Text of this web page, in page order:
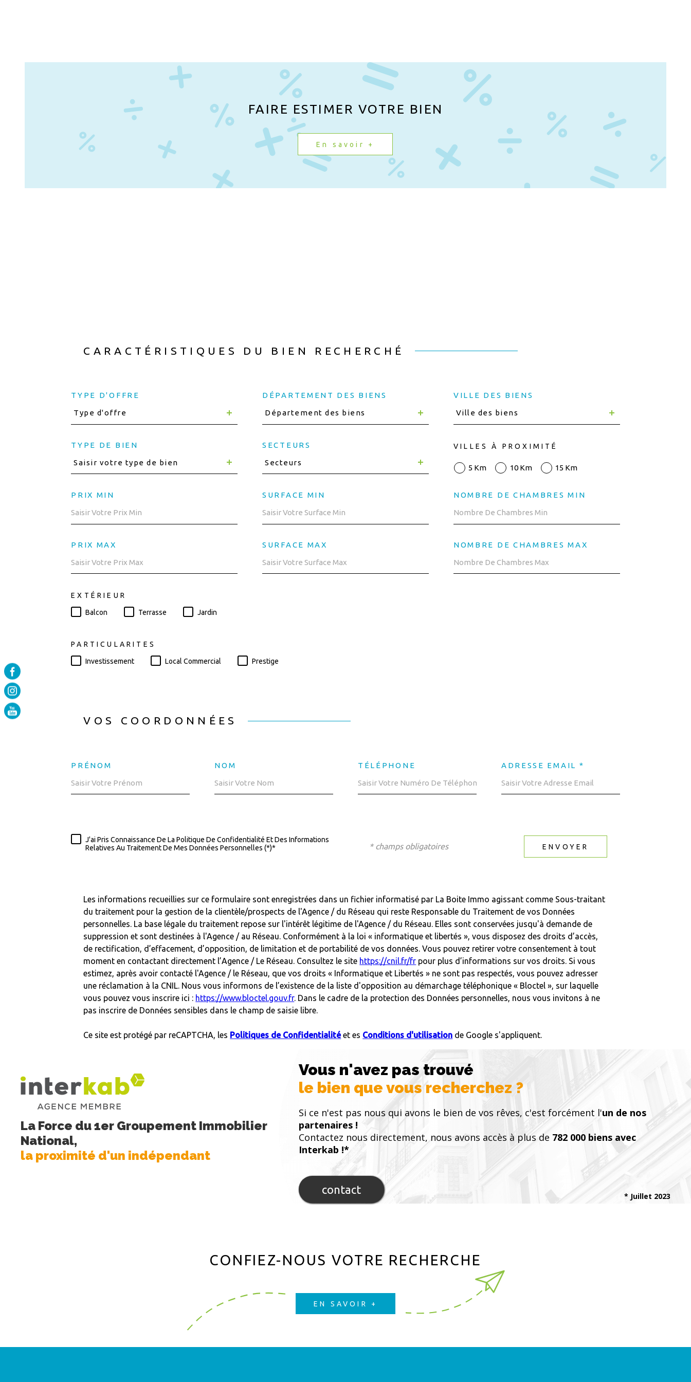
FAIRE ESTIMER VOTRE BIEN
En savoir +
CARACTÉRISTIQUES DU BIEN RECHERCHÉ
TYPE D'OFFRE
Type d'offre
TYPE DE BIEN
Saisir votre type de bien
DÉPARTEMENT DES BIENS
Département des biens
SECTEURS
Secteurs
VILLE DES BIENS
Ville des biens
VILLES À PROXIMITÉ
5 Km 10 Km 15 Km
PRIX MIN
PRIX MAX
SURFACE MIN
SURFACE MAX
NOMBRE DE CHAMBRES MIN
NOMBRE DE CHAMBRES MAX
EXTÉRIEUR
Balcon Terrasse Jardin
PARTICULARITES
Investissement Local Commercial Prestige
VOS COORDONNÉES
PRÉNOM NOM TÉLÉPHONE ADRESSE EMAIL *
J'ai Pris Connaissance De La Politique De Confidentialité Et Des Informations
Relatives Au Traitement De Mes Données Personnelles (*)*
* champs obligatoires ENVOYER
Les informations recueillies sur ce formulaire sont enregistrées dans un fichier informatisé par La Boite Immo agissant comme Sous-traitant
du traitement pour la gestion de la clientèle/prospects de l'Agence / du Réseau qui reste Responsable du Traitement de vos Données
personnelles. La base légale du traitement repose sur l'intérêt légitime de l'Agence / du Réseau. Elles sont conservées jusqu'à demande de
suppression et sont destinées à l'Agence / au Réseau. Conformément à la loi « informatique et libertés », vous disposez des droits d’accès,
de rectification, d’effacement, d’opposition, de limitation et de portabilité de vos données. Vous pouvez retirer votre consentement à tout
moment en contactant directement l’Agence / Le Réseau. Consultez le site https://cnil.fr/fr pour plus d’informations sur vos droits. Si vous
estimez, après avoir contacté l'Agence / le Réseau, que vos droits « Informatique et Libertés » ne sont pas respectés, vous pouvez adresser
une réclamation à la CNIL. Nous vous informons de l’existence de la liste d'opposition au démarchage téléphonique « Bloctel », sur laquelle
vous pouvez vous inscrire ici : https://www.bloctel.gouv.fr. Dans le cadre de la protection des Données personnelles, nous vous invitons à ne
pas inscrire de Données sensibles dans le champ de saisie libre.
Ce site est protégé par reCAPTCHA, les Politiques de Confidentialitéet es Conditions d'utilisation de Google s'appliquent.
La Force du 1er Groupement Immobilier
National,
la proximité d'un indépendant
Vous n'avez pas trouvé
le bien que vous recherchez ?
Si ce n'est pas nous qui avons le bien de vos rêves, c'est forcément l'un de nos
partenaires !
Contactez nous directement, nous avons accès à plus de 782 000 biens avec
Interkab !*
contact
* Juillet 2023
CONFIEZ-NOUS VOTRE RECHERCHE
EN SAVOIR +